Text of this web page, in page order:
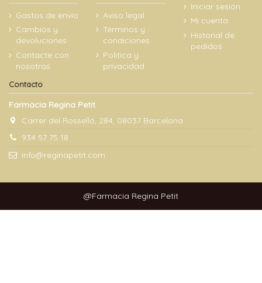
Gastos de envío
Cambios y
devoluciones
Contacte con
nosotros
Aviso legal
Términos y
condiciones
Politica y
privacidad
Iniciar sesión
Mi cuenta
Historial de
pedidos
Contacto
Farmacia Regina Petit
Carrer del Rosselló, 284, 08037 Barcelona
934 57 75 18
info@reginapetit.com
@Farmacia Regina Petit